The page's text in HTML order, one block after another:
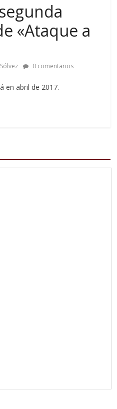
«Ataque a
0 comentarios
en abril de 2017.